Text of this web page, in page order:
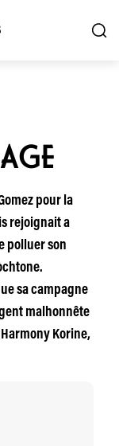
pour la
rejoignait a
polluer son
sa campagne
malhonnête
Korine,